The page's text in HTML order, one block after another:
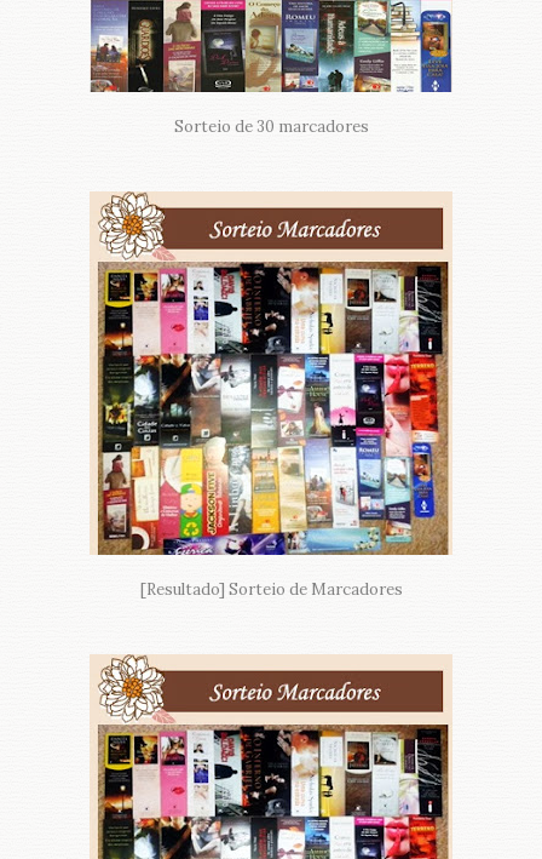
Sorteio de 30 marcadores
[Resultado] Sorteio de Marcadores